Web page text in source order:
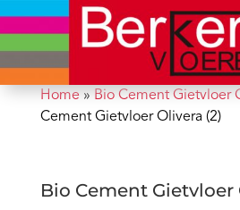
Home» Bio Cement Gietvloer
Cement Gietvloer Olivera (2)
Bio Cement Gietvloer